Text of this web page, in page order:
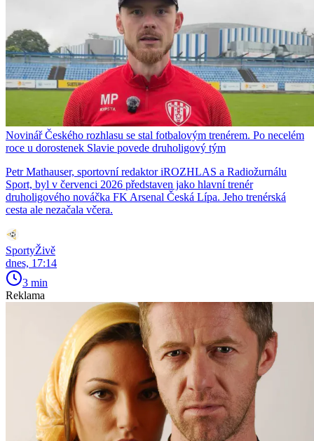
Novinář Českého rozhlasu se stal fotbalovým trenérem. Po necelém
roce u dorostenek Slavie povede druholigový tým
Petr Mathauser, sportovní redaktor iROZHLAS a Radiožurnálu
Sport, byl v červenci 2026 představen jako hlavní trenér
druholigového nováčka FK Arsenal Česká Lípa. Jeho trenérská
cesta ale nezačala včera.
SportyŽivě
dnes, 17:14
3 min
Reklama